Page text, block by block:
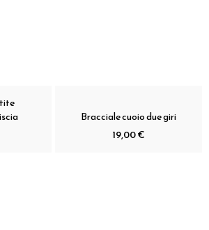
Bracciale cuoio due giri
19,00 €